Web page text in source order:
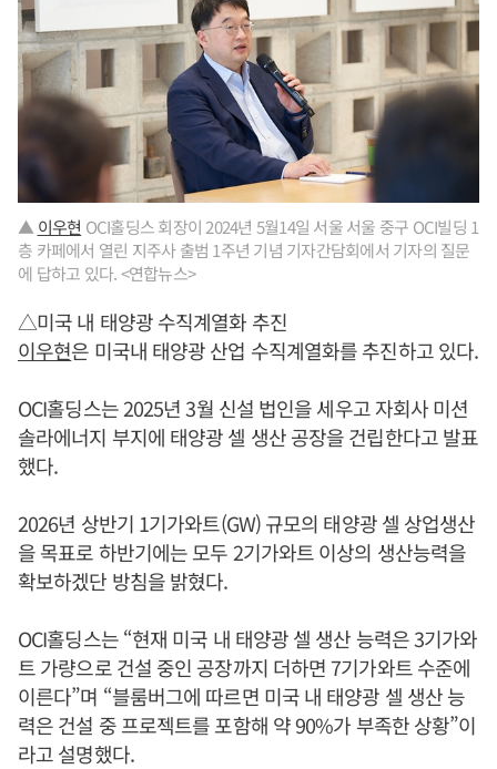
▲ 이우현 OCI홀딩스 회장이 2024년 5월14일 서울 서울 중구 OCI빌딩 1
층 카페에서 열린 지주사 출범 1주년 기념 기자간담회에서 기자의 질문
에 답하고 있다. <연합뉴스>
△미국 내 태양광 수직계열화 추진
이우현은 미국내 태양광 산업 수직계열화를 추진하고 있다.
OCI홀딩스는 2025년 3월 신설 법인을 세우고 자회사 미션
솔라에너지 부지에 태양광 셀 생산 공장을 건립한다고 발표
했다.
2026년 상반기 1기가와트(GW) 규모의 태양광 셀 상업생산
을 목표로 하반기에는 모두 2기가와트 이상의 생산능력을
확보하겠단 방침을 밝혔다.
OCI홀딩스는 “현재 미국 내 태양광 셀 생산 능력은 3기가와
트 가량으로 건설 중인 공장까지 더하면 7기가와트 수준에
이른다”며 “블룸버그에 따르면 미국 내 태양광 셀 생산 능
력은 건설 중 프로젝트를 포함해 약 90%가 부족한 상황”이
라고 설명했다.